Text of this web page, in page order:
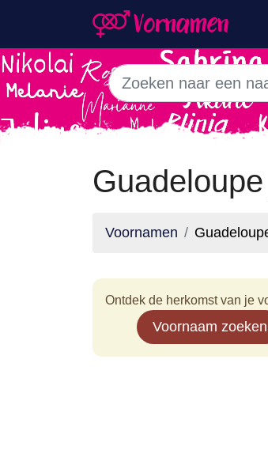
Voornamen
Ontdek de herkomst van je
Voornaam zoeken